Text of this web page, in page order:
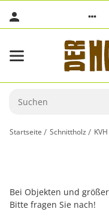
Startseite Schnittholz KVH
Bei Objekten und
Bitte fragen Sie nach!